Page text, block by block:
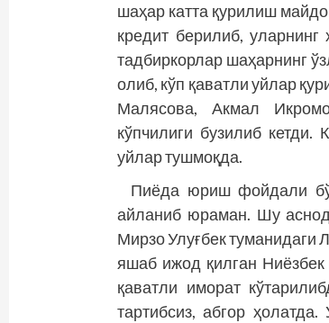
шаҳар катта қурилиш
кредит берилиб,
тадбиркорлар шаҳарнинг
олиб, кўп қаватли уйлар
Малясова, Акмал
кўпчилиги бузилиб
уйлар тушмоқда.
Пиёда юриш фойдали
айланиб юраман. Шу
Мирзо Улуғбек туманидаги
яшаб ижод қилган Ниёзбек
қаватли иморат
тартибсиз, абгор